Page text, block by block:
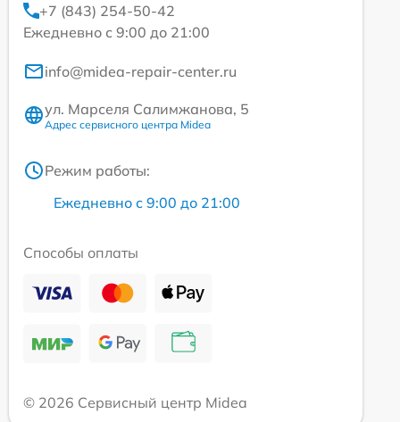
+7 (843) 254-50-42
Ежедневно с 9:00 до 21:00
info@midea-repair-center.ru
ул. Марселя Салимжанова, 5
Адрес сервисного центра Midea
Режим работы:
Ежедневно с 9:00 до 21:00
Способы оплаты
© 2026 Сервисный центр Midea